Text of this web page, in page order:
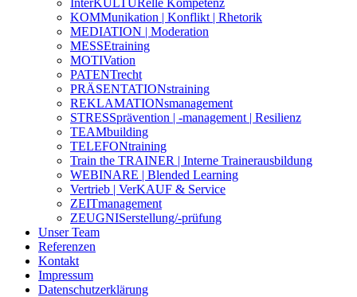
KOMMunikation | Konflikt | Rhetorik
MEDIATION | Moderation
MESSEtraining
MOTIVation
PATENTrecht
PRÄSENTATIONstraining
REKLAMATIONsmanagement
STRESSprävention | -management | Resilienz
TEAMbuilding
TELEFONtraining
Train the TRAINER | Interne Trainerausbildung
WEBINARE | Blended Learning
Vertrieb | VerKAUF & Service
ZEITmanagement
ZEUGNISerstellung/-prüfung
Unser Team
Referenzen
Kontakt
Impressum
Datenschutzerklärung